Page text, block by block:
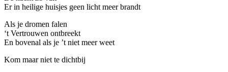
Er in heilige huisjes geen licht meer brandt
Als je dromen falen
‘t Vertrouwen ontbreekt
En bovenal als je ’t niet meer weet
Kom maar niet te dichtbij